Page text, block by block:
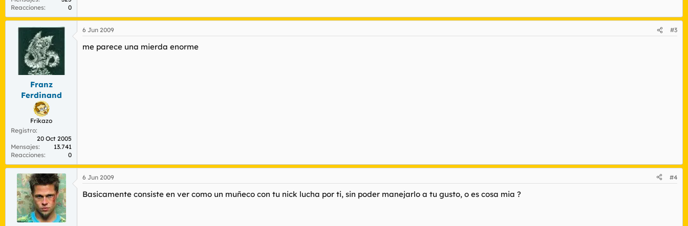
Reacciones
0
Franz
Ferdinand
Frikazo
Registro
20 Oct 2005
Mensajes
13.741
Reacciones
0
6 Jun 2009 #3
me parece una mierda enorme
6 Jun 2009 #4
Basicamente consiste en ver como un muñeco con tu nick lucha por ti, sin poder manejarlo a tu gusto, o es cosa mia ?